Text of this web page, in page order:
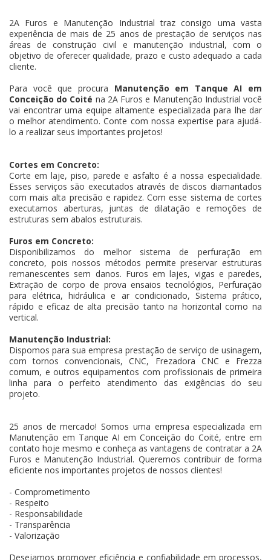
2A Furos e Manutenção Industrial traz consigo uma vasta
experiência de mais de 25 anos de prestação de serviços nas
áreas de construção civil e manutenção industrial, com o
objetivo de oferecer qualidade, prazo e custo adequado a cada
cliente.
Para você que procura Manutenção em Tanque AI em
Conceição do Coité na 2A Furos e Manutenção Industrial você
vai encontrar uma equipe altamente especializada para lhe dar
o melhor atendimento. Conte com nossa expertise para ajudá-
lo a realizar seus importantes projetos!
Cortes em Concreto:
Corte em laje, piso, parede e asfalto é a nossa especialidade.
Esses serviços são executados através de discos diamantados
com mais alta precisão e rapidez. Com esse sistema de cortes
executamos aberturas, juntas de dilatação e remoções de
estruturas sem abalos estruturais.
Furos em Concreto:
Disponibilizamos do melhor sistema de perfuração em
concreto, pois nossos métodos permite preservar estruturas
remanescentes sem danos. Furos em lajes, vigas e paredes,
Extração de corpo de prova ensaios tecnológios, Perfuração
para elétrica, hidráulica e ar condicionado, Sistema prático,
rápido e eficaz de alta precisão tanto na horizontal como na
vertical.
Manutenção Industrial:
Dispomos para sua empresa prestação de serviço de usinagem,
com tornos convencionais, CNC, Frezadora CNC e Frezza
comum, e outros equipamentos com profissionais de primeira
linha para o perfeito atendimento das exigências do seu
projeto.
25 anos de mercado! Somos uma empresa especializada em
Manutenção em Tanque AI em Conceição do Coité, entre em
contato hoje mesmo e conheça as vantagens de contratar a 2A
Furos e Manutenção Industrial. Queremos contribuir de forma
eficiente nos importantes projetos de nossos clientes!
- Comprometimento
- Respeito
- Responsabilidade
- Transparência
- Valorização
Desejamos promover eficiência e confiabilidade em processos,